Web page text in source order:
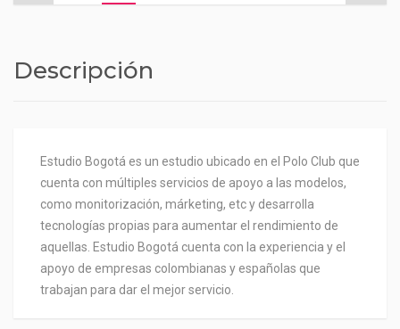
Descripción
Estudio Bogotá es un estudio ubicado en el Polo Club que
cuenta con múltiples servicios de apoyo a las modelos,
como monitorización, márketing, etc y desarrolla
tecnologías propias para aumentar el rendimiento de
aquellas. Estudio Bogotá cuenta con la experiencia y el
apoyo de empresas colombianas y españolas que
trabajan para dar el mejor servicio.